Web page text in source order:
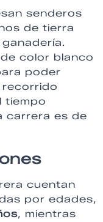
senderos
de tierra
color blanco
poder
tiempo
carrera es de
cuentan
por edades,
, mientras